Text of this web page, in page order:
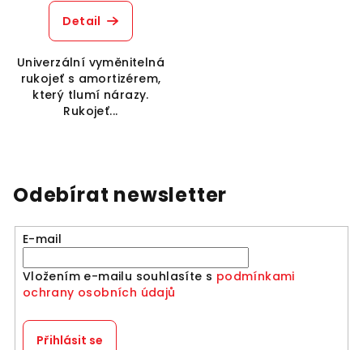
Detail
Univerzální vyměnitelná
rukojeť s amortizérem,
který tlumí nárazy.
Rukojeť...
Odebírat newsletter
E-mail
Vložením e-mailu souhlasíte s podmínkami
ochrany osobních údajů
Přihlásit se